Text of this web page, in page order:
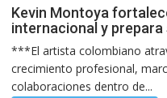
Kevin Montoya
internacional y prepara
***El artista colombiano
crecimiento profesional,
colaboraciones dentro de...